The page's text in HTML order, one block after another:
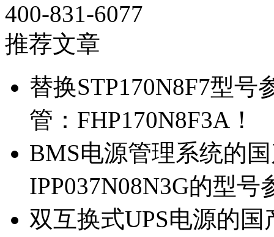
400-831-6077
推荐文章
替换STP170N8F7型
管：FHP170N8F3A！
BMS电源管理系统的
IPP037N08N3G的型号
双互换式UPS电源的